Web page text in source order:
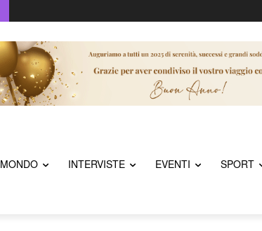
MONDO INTERVISTE EVENTI SPORT